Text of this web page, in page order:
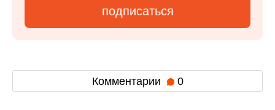
подписаться
Комментарии 0